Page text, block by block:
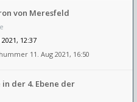
von Meresfeld
2021, 12:37
11. Aug 2021, 16:50
der 4. Ebene der